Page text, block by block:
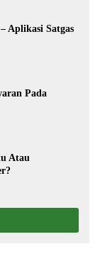
Aplikasi Satgas
Pada
Atau